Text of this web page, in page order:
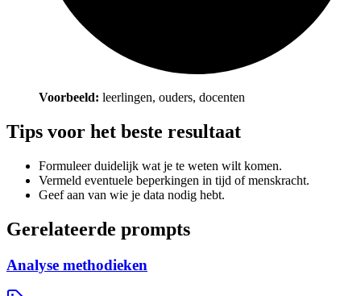
Voorbeeld: leerlingen, ouders, docenten
Tips voor het beste resultaat
Formuleer duidelijk wat je te weten wilt komen.
Vermeld eventuele beperkingen in tijd of menskracht.
Geef aan van wie je data nodig hebt.
Gerelateerde prompts
Analyse methodieken